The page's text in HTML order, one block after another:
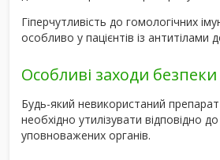
Гіперчутливість до гомологічних
особливо у пацієнтів із антитілами
Особливі заходи безпеки
Будь-який невикористаний
необхідно утилізувати відповідно
уповноважених органів.